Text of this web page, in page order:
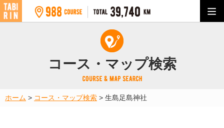
コース・マップ検索
ホーム > コース・マップ検索 > 生島足島神社